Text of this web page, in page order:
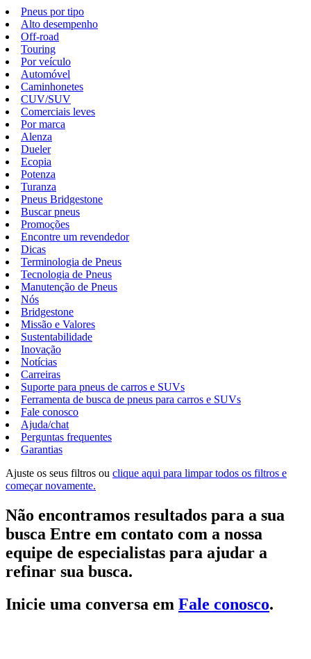
Pneus por tipo
Alto desempenho
Off-road
Touring
Por veículo
Automóvel
Caminhonetes
CUV/SUV
Comerciais leves
Por marca
Alenza
Dueler
Ecopia
Potenza
Turanza
Pneus Bridgestone
Buscar pneus
Promoções
Encontre um revendedor
Dicas
Terminologia de Pneus
Tecnologia de Pneus
Manutenção de Pneus
Nós
Bridgestone
Missão e Valores
Sustentabilidade
Inovação
Notícias
Carreiras
Suporte para pneus de carros e SUVs
Ferramenta de busca de pneus para carros e SUVs
Fale conosco
Ajuda/chat
Perguntas frequentes
Garantias
Ajuste os seus filtros ou clique aqui para limpar todos os filtros e
começar novamente.
Não encontramos resultados para a sua
busca Entre em contato com a nossa
equipe de especialistas para ajudar a
refinar sua busca.
Inicie uma conversa em Fale conosco.